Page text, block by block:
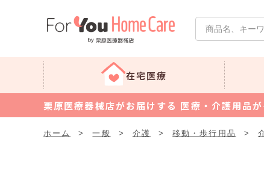
在宅医療
栗原医療器械店がお届けする 医療・介護用品
ホーム > 一般 > 介護 > 移動・歩行用品 >